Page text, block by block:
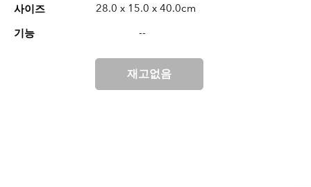
사이즈 28.0 x 15.0 x 40.0cm
기능 --
재고없음